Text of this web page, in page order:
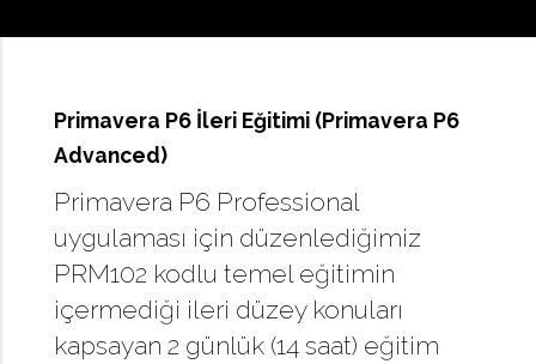
Primavera P6 İleri Eğitimi (Primavera P6
Advanced)
Primavera P6 Professional
uygulaması için düzenlediğimiz
PRM102 kodlu temel eğitimin
içermediği ileri düzey konuları
kapsayan 2 günlük (14 saat) eğitim